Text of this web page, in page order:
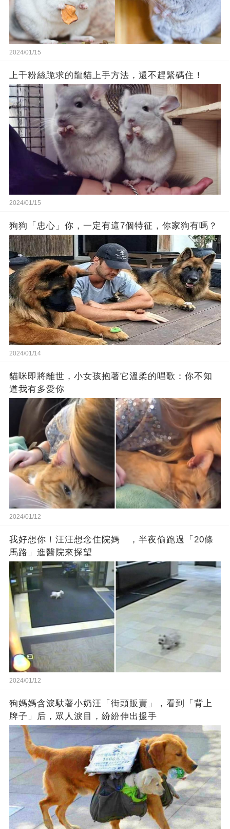
2024/01/15
上千粉絲跪求的龍貓上手方法，還不趕緊碼住！
2024/01/15
狗狗「忠心」你，一定有這7個特征，你家狗有嗎？
2024/01/14
貓咪即將離世，小女孩抱著它溫柔的唱歌：你不知
道我有多愛你
2024/01/12
我好想你！汪汪想念住院媽 ，半夜偷跑過「20條
馬路」進醫院來探望
2024/01/12
狗媽媽含淚馱著小奶汪「街頭販賣」，看到「背上
牌子」后，眾人淚目，紛紛伸出援手